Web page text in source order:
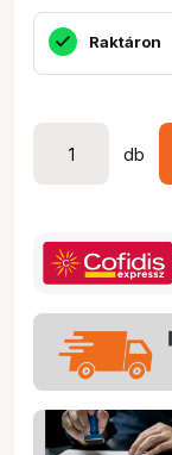
Raktáron
db